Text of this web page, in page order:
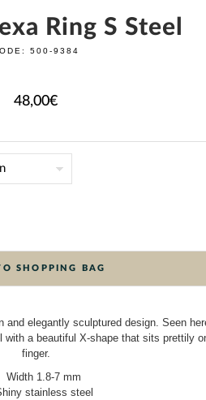
Ring S Steel
500-9384
48,00€
SHOPPING BAG
and elegantly sculptured design. Seen
a beautiful X-shape that sits prettily
finger.
Width 1.8-7 mm
stainless steel